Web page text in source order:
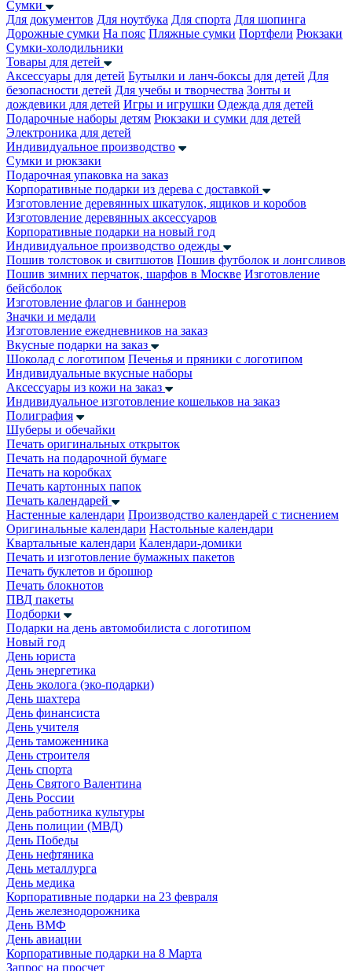
Сумки
Для документов Для ноутбука Для спорта Для шопинга
Дорожные сумки На пояс Пляжные сумки Портфели Рюкзаки
Сумки-холодильники
Товары для детей
Аксессуары для детей Бутылки и ланч-боксы для детей Для
безопасности детей Для учебы и творчества Зонты и
дождевики для детей Игры и игрушки Одежда для детей
Подарочные наборы детям Рюкзаки и сумки для детей
Электроника для детей
Индивидуальное производство
Сумки и рюкзаки
Подарочная упаковка на заказ
Корпоративные подарки из дерева с доставкой
Изготовление деревянных шкатулок, ящиков и коробов
Изготовление деревянных аксессуаров
Корпоративные подарки на новый год
Индивидуальное производство одежды
Пошив толстовок и свитшотов Пошив футболок и лонгсливов
Пошив зимних перчаток, шарфов в Москве Изготовление
бейсболок
Изготовление флагов и баннеров
Значки и медали
Изготовление ежедневников на заказ
Вкусные подарки на заказ
Шоколад с логотипом Печенья и пряники с логотипом
Индивидуальные вкусные наборы
Аксессуары из кожи на заказ
Индивидуальное изготовление кошельков на заказ
Полиграфия
Шуберы и обечайки
Печать оригинальных открыток
Печать на подарочной бумаге
Печать на коробках
Печать картонных папок
Печать календарей
Настенные календари Производство календарей с тиснением
Оригинальные календари Настольные календари
Квартальные календари Календари-домики
Печать и изготовление бумажных пакетов
Печать буклетов и брошюр
Печать блокнотов
ПВД пакеты
Подборки
Подарки на день автомобилиста с логотипом
Новый год
День юриста
День энергетика
День эколога (эко-подарки)
День шахтера
День финансиста
День учителя
День таможенника
День строителя
День спорта
День Святого Валентина
День России
День работника культуры
День полиции (МВД)
День Победы
День нефтяника
День металлурга
День медика
Корпоративные подарки на 23 февраля
День железнодорожника
День ВМФ
День авиации
Корпоративные подарки на 8 Марта
Запрос на просчет